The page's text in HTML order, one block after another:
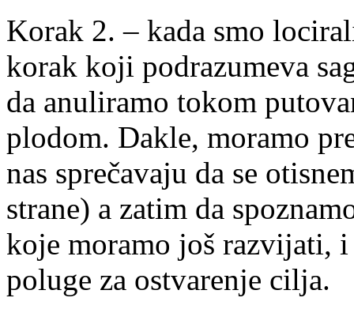
Korak 2. – kada smo
korak koji podrazumeva
da anuliramo tokom
plodom. Dakle, moramo
nas sprečavaju da se
strane) a zatim da
koje moramo još razvijati,
poluge za ostvarenje cilja.